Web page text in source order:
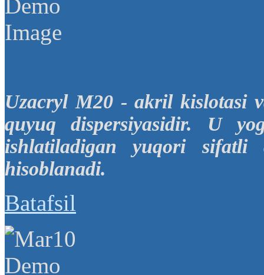
Uzacryl M20- akril kislotasi
quyuq dispersiyasidir. U
ishlatiladigan yuqori sifatli
hisoblanadi.
Batafsil